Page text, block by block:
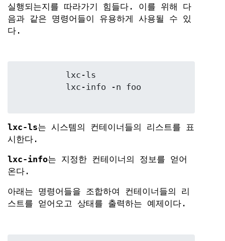
실행되는지를 따라가기 힘들다. 이를 위해 다
음과 같은 명령어들이 유용하게 사용될 수 있
다.
lxc-ls는 시스템의 컨테이너들의 리스트를 표
시한다.
lxc-info는 지정한 컨테이너의 정보를 얻어
온다.
아래는 명령어들을 조합하여 컨테이너들의 리
스트를 얻어오고 상태를 출력하는 예제이다.